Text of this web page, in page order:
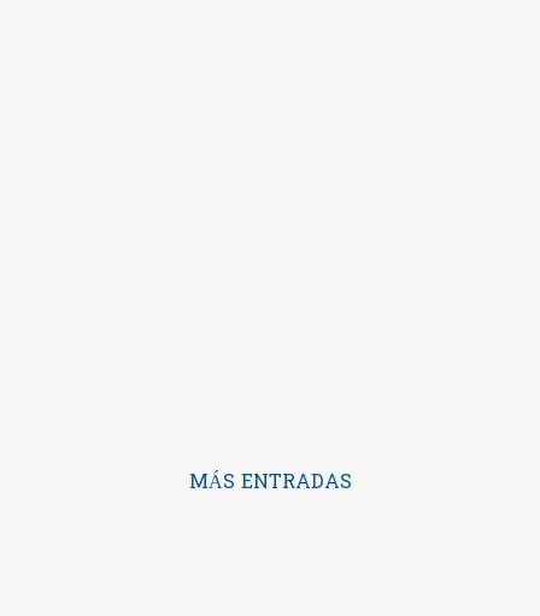
MÁS ENTRADAS